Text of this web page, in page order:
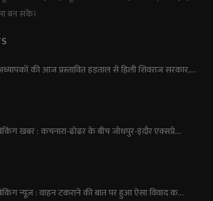
बन सकें।
की आज प्रस्तावित हड़ताल से हिली शिवराज सरकार,...
खबर : कचनारा-ढोढर के बीच जोधपुर-इंदौर एक्सप्रे...
न्यूज़ : वाहन टकराने की बात पर हुआ ऐसा विवाद क...